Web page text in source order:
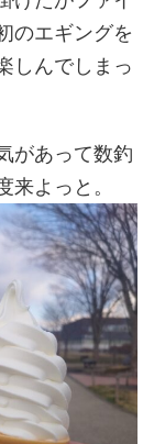
のエギングを
しんでしまっ
があって数釣
来よっと。